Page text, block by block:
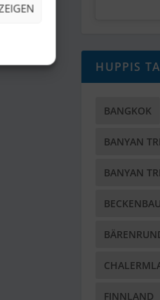
HUPPIS
BANGKOK
BANYAN
BANYAN
FINNLAND